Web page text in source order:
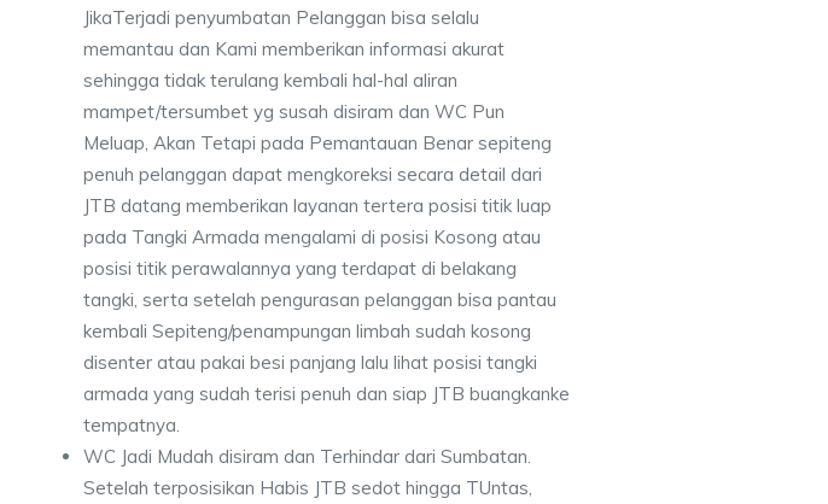
JikaTerjadi penyumbatan Pelanggan bisa selalu
memantau dan Kami memberikan informasi akurat
sehingga tidak terulang kembali hal-hal aliran
mampet/tersumbet yg susah disiram dan WC Pun
Meluap, Akan Tetapi pada Pemantauan Benar sepiteng
penuh pelanggan dapat mengkoreksi secara detail dari
JTB datang memberikan layanan tertera posisi titik luap
pada Tangki Armada mengalami di posisi Kosong atau
posisi titik perawalannya yang terdapat di belakang
tangki, serta setelah pengurasan pelanggan bisa pantau
kembali Sepiteng/penampungan limbah sudah kosong
disenter atau pakai besi panjang lalu lihat posisi tangki
armada yang sudah terisi penuh dan siap JTB buangkanke
tempatnya.
WC Jadi Mudah disiram dan Terhindar dari Sumbatan.
Setelah terposisikan Habis JTB sedot hingga TUntas,